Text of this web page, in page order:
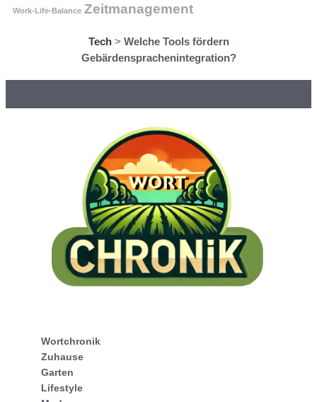
Work-Life-Balance Zeitmanagement
Tech> Welche Tools fördern
Gebärdensprachenintegration?
Wortchronik
Zuhause
Garten
Lifestyle